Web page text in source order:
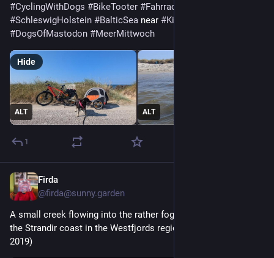
#CyclingWithDogs #BikeTooter #Fahrrad
#SchleswigHolstein #BalticSea near #Kiel
#DogsOfMastodon #MeerMittwoch
ALT ALT
Hide
1
Firda
@firda@sunny.garden
A small creek flowing into the rather foggy Reykjarfjörður on
the Strandir coast in the Westfjords region of Iceland. (June
2019)